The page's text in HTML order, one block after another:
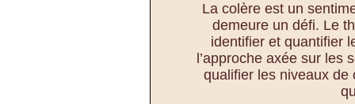
La colère est un
demeure un défi. Le
identifier et quantifier
l’approche axée sur les
qualifier les niveaux de